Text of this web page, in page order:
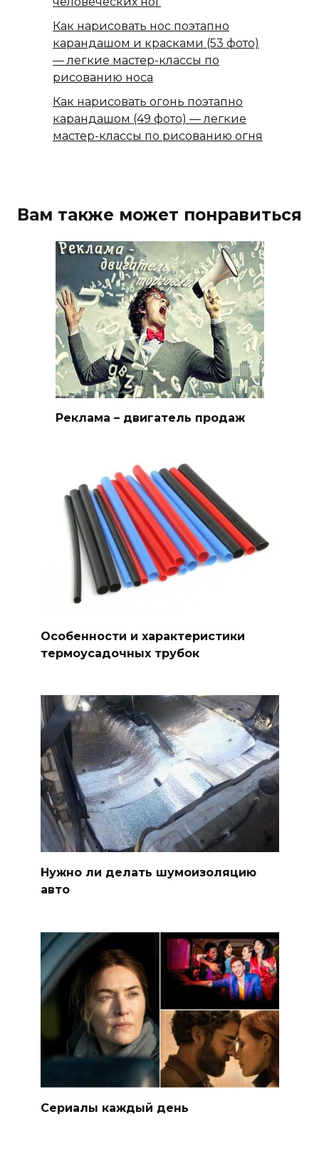
Как нарисовать нос поэтапно
карандашом и красками (53 фото)
— легкие мастер-классы по
рисованию носа
Как нарисовать огонь поэтапно
карандашом (49 фото) — легкие
мастер-классы по рисованию огня
Вам также может понравиться
Реклама – двигатель продаж
Особенности и характеристики
термоусадочных трубок
Нужно ли делать шумоизоляцию
авто
Сериалы каждый день